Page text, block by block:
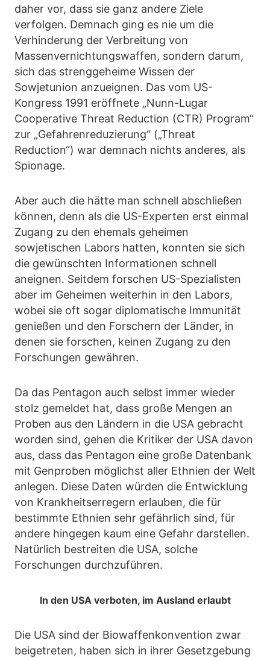
daher vor, dass sie ganz andere Ziele
verfolgen. Demnach ging es nie um die
Verhinderung der Verbreitung von
Massenvernichtungswaffen, sondern darum,
sich das strenggeheime Wissen der
Sowjetunion anzueignen. Das vom US-
Kongress 1991 eröffnete „Nunn-Lugar
Cooperative Threat Reduction (CTR) Program“
zur „Gefahrenreduzierung“ („Threat
Reduction“) war demnach nichts anderes, als
Spionage.
Aber auch die hätte man schnell abschließen
können, denn als die US-Experten erst einmal
Zugang zu den ehemals geheimen
sowjetischen Labors hatten, konnten sie sich
die gewünschten Informationen schnell
aneignen. Seitdem forschen US-Spezialisten
aber im Geheimen weiterhin in den Labors,
wobei sie oft sogar diplomatische Immunität
genießen und den Forschern der Länder, in
denen sie forschen, keinen Zugang zu den
Forschungen gewähren.
Da das Pentagon auch selbst immer wieder
stolz gemeldet hat, dass große Mengen an
Proben aus den Ländern in die USA gebracht
worden sind, gehen die Kritiker der USA davon
aus, dass das Pentagon eine große Datenbank
mit Genproben möglichst aller Ethnien der Welt
anlegen. Diese Daten würden die Entwicklung
von Krankheitserregern erlauben, die für
bestimmte Ethnien sehr gefährlich sind, für
andere hingegen kaum eine Gefahr darstellen.
Natürlich bestreiten die USA, solche
Forschungen durchzuführen.
In den USA verboten, im Ausland erlaubt
Die USA sind der Biowaffenkonvention zwar
beigetreten, haben sich in ihrer Gesetzgebung